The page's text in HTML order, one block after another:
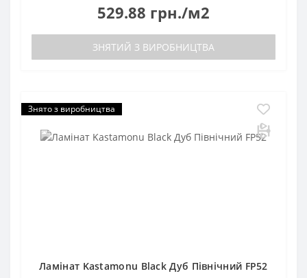
529.88 грн./м2
ЗНЯТИЙ З ВИРОБНИЦТВА
Знято з виробництва
Ламінат Kastamonu Black Дуб Північний FP52